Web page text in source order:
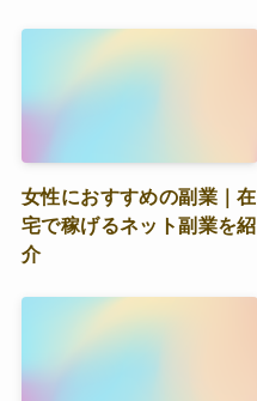
女性におすすめの副業｜在
宅で稼げるネット副業を紹
介